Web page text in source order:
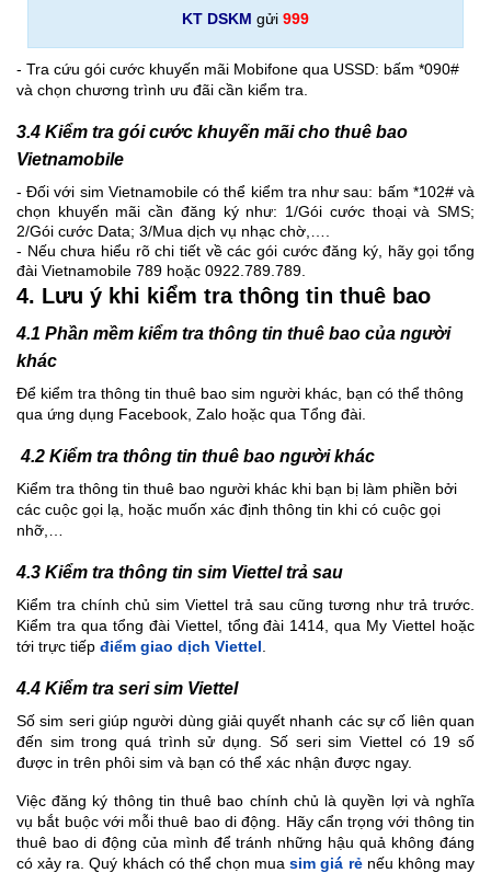
KT DSKM gửi 999
- Tra cứu gói cước khuyến mãi Mobifone qua USSD: bấm *090#
và chọn chương trình ưu đãi cần kiểm tra.
3.4 Kiểm tra gói cước khuyến mãi cho thuê bao
Vietnamobile
- Đối với sim Vietnamobile có thể kiểm tra như sau: bấm *102# và
chọn khuyến mãi cần đăng ký như: 1/Gói cước thoại và SMS;
2/Gói cước Data; 3/Mua dịch vụ nhạc chờ,….
- Nếu chưa hiểu rõ chi tiết về các gói cước đăng ký, hãy gọi tổng
đài Vietnamobile 789 hoặc 0922.789.789.
4. Lưu ý khi kiểm tra thông tin thuê bao
4.1 Phần mềm kiểm tra thông tin thuê bao của người
khác
Để kiểm tra thông tin thuê bao sim người khác, bạn có thể thông
qua ứng dụng Facebook, Zalo hoặc qua Tổng đài.
4.2 Kiểm tra thông tin thuê bao người khác
Kiểm tra thông tin thuê bao người khác khi bạn bị làm phiền bởi
các cuộc gọi lạ, hoặc muốn xác định thông tin khi có cuộc gọi
nhỡ,…
4.3 Kiểm tra thông tin sim Viettel trả sau
Kiểm tra chính chủ sim Viettel trả sau cũng tương như trả trước.
Kiểm tra qua tổng đài Viettel, tổng đài 1414, qua My Viettel hoặc
tới trực tiếp điểm giao dịch Viettel
4.4 Kiểm tra seri sim Viettel
Số sim seri giúp người dùng giải quyết nhanh các sự cố liên quan
đến sim trong quá trình sử dụng. Số seri sim Viettel có 19 số
được in trên phôi sim và bạn có thể xác nhận được ngay.
Việc đăng ký thông tin thuê bao chính chủ là quyền lợi và nghĩa
vụ bắt buộc với mỗi thuê bao di động. Hãy cẩn trọng với thông tin
thuê bao di động của mình để tránh những hậu quả không đáng
có xảy ra. Quý khách có thể chọn muasim giá rẻnếu không may